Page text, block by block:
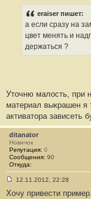
eraiser пишет:
а если сразу на
цвет менять и
держаться ?
Уточню малость, при
материал выкрашен я
активатора зависеть
ditanator
Новичок
Репутация: 0
Сообщения: 90
Откуда:
о
12.11.2012, 22:28
Хочу привести